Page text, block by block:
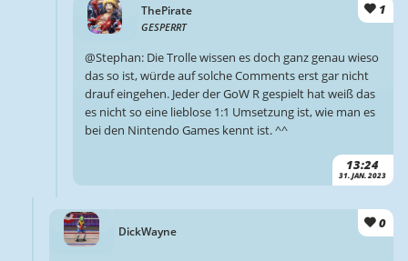
ThePirate
GESPERRT
1
13:24
31. JAN. 2023
@Stephan: Die Trolle wissen es doch ganz genau wieso
das so ist, würde auf solche Comments erst gar nicht
drauf eingehen. Jeder der GoW R gespielt hat weiß das
es nicht so eine lieblose 1:1 Umsetzung ist, wie man es
bei den Nintendo Games kennt ist. ^^
DickWayne
0